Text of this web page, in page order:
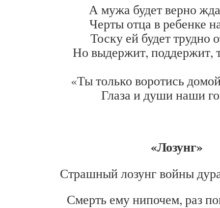
А мужа будет верно
Черты отца в ребенке
Тоску ей будет трудно
Но выдержит, поддержит,
«Ты только воротись
Глаза и души наши
«Лозунг»
Страшный лозунг войны
Смерть ему нипочем, раз